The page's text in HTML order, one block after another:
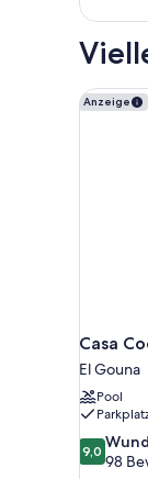
Anzeige
Casa
El Gouna
Pool
9.0
von
9,0
98
Casa